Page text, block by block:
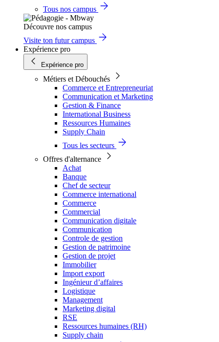
Tous nos campus
Découvre nos campus
Visite ton futur campus
Expérience pro
Expérience pro
Métiers et Débouchés
Commerce et Entrepreneuriat
Communication et Marketing
Gestion & Finance
International Business
Ressources Humaines
Supply Chain
Tous les secteurs
Offres d'alternance
Achat
Banque
Chef de secteur
Commerce international
Commerce
Commercial
Communication digitale
Communication
Controle de gestion
Gestion de patrimoine
Gestion de projet
Immobilier
Import export
Ingénieur d’affaires
Logistique
Management
Marketing digital
RSE
Ressources humaines (RH)
Supply chain